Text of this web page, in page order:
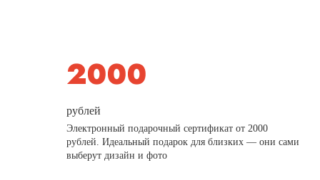
рублей
Электронный подарочный сертификат от 2000
рублей. Идеальный подарок для близких — они сами
выберут дизайн и фото